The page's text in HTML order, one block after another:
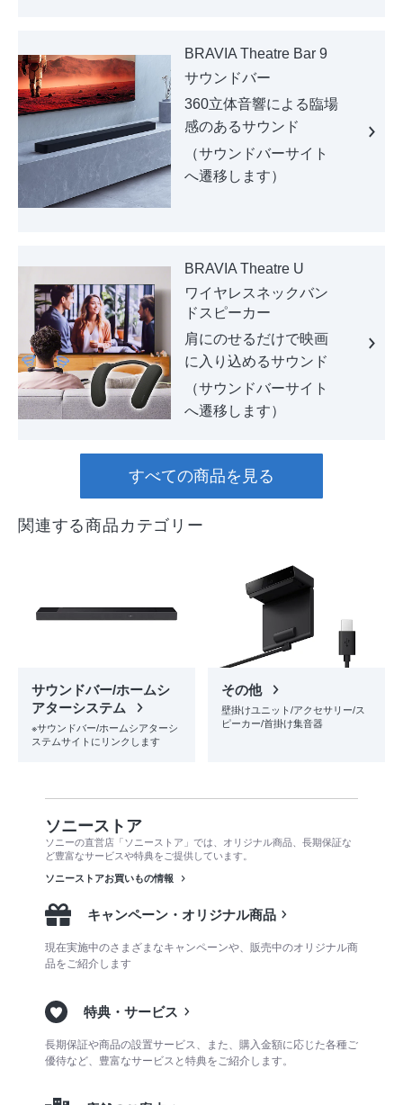
BRAVIA Theatre Bar 9
サウンドバー
360立体音響による臨場
感のあるサウンド
（サウンドバーサイト
へ遷移します）
BRAVIA Theatre U
ワイヤレスネックバン
ドスピーカー
肩にのせるだけで映画
に入り込めるサウンド
（サウンドバーサイト
へ遷移します）
すべての商品を見る
関連する商品カテゴリー
サウンドバー/ホームシ
アターシステム
※サウンドバー/ホームシアターシ
ステムサイトにリンクします
その他
壁掛けユニット/アクセサリー/ス
ピーカー/首掛け集音器
ソニーストア
ソニーの直営店「ソニーストア」では、オリジナル商品、長期保証な
ど豊富なサービスや特典をご提供しています。
ソニーストアお買いもの情報
キャンペーン・オリジナル商品
現在実施中のさまざまなキャンペーンや、販売中のオリジナル商
品をご紹介します
特典・サービス
長期保証や商品の設置サービス、また、購入金額に応じた各種ご
優待など、豊富なサービスと特典をご紹介します。